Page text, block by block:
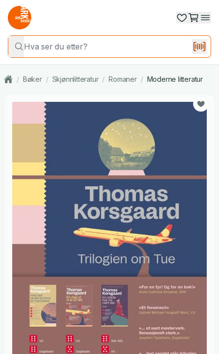
/ Bøker / Skjønnlitteratur / Romaner / Moderne litteratur